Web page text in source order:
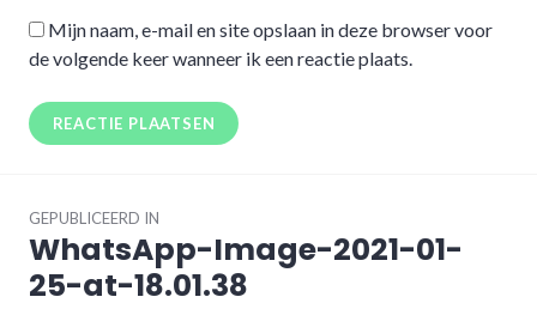
Mijn naam, e-mail en site opslaan in deze browser voor
de volgende keer wanneer ik een reactie plaats.
navigatie
GEPUBLICEERD IN
WhatsApp-Image-2021-01-
25-at-18.01.38